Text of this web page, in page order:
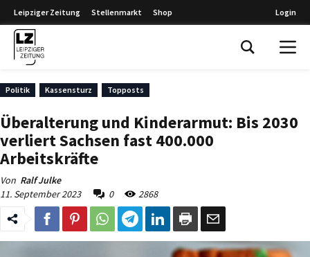
Leipziger Zeitung Stellenmarkt Shop Login
Politik Kassensturz Topposts
Überalterung und Kinderarmut: Bis 2030
verliert Sachsen fast 400.000
Arbeitskräfte
Von Ralf Julke
11. September 2023
0 2868